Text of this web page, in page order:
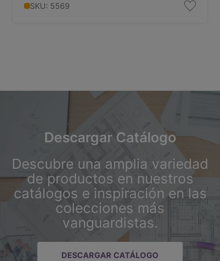
SKU: 5569
Descargar Catálogo
Descubre una amplia variedad
de productos en nuestros
catálogos e inspiración en las
colecciones más
vanguardistas.
DESCARGAR CATÁLOGO